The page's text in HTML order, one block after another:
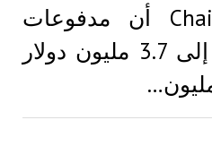
محللي Chainanalysis أن مدفوعات
BCH قد انخفضت إلى 3.7 مليون دولار